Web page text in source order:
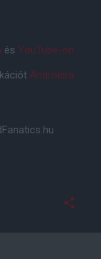
és YouTube-on
Androidra